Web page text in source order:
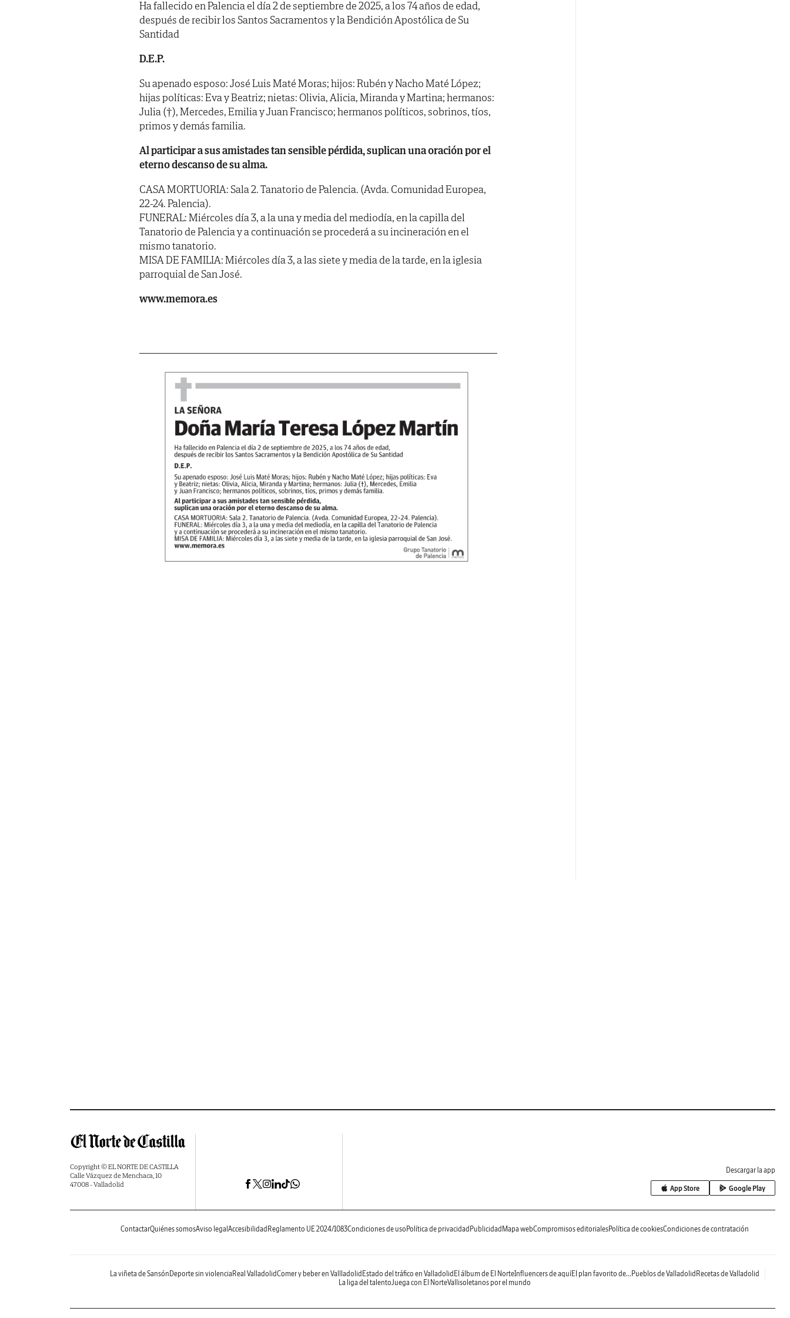
Ha fallecido en Palencia el día 2 de septiembre de 2025, a los 74 años de edad,
después de recibir los Santos Sacramentos y la Bendición Apostólica de Su
Santidad
D.E.P.
Su apenado esposo: José Luis Maté Moras; hijos: Rubén y Nacho Maté López;
hijas políticas: Eva y Beatriz; nietas: Olivia, Alicia, Miranda y Martina; hermanos:
Julia (†), Mercedes, Emilia y Juan Francisco; hermanos políticos, sobrinos, tíos,
primos y demás familia.
Al participar a sus amistades tan sensible pérdida, suplican una oración por el
eterno descanso de su alma.
CASA MORTUORIA: Sala 2. Tanatorio de Palencia. (Avda. Comunidad Europea,
22-24. Palencia).
FUNERAL: Miércoles día 3, a la una y media del mediodía, en la capilla del
Tanatorio de Palencia y a continuación se procederá a su incineración en el
mismo tanatorio.
MISA DE FAMILIA: Miércoles día 3, a las siete y media de la tarde, en la iglesia
parroquial de San José.
www.memora.es
Copyright © EL NORTE DE CASTILLA
Calle Vázquez de Menchaca, 10
47008 - Valladolid
Descargar la app
App Store Google Play
ContactarQuiénes somosAviso legal Accesibilidad Reglamento UE 2024/1083Condiciones de uso Política de privacidad Publicidad Mapa webCompromisos editorialesPolítica de cookiesCondiciones de contratación
La viñeta de Sansón Deporte sin violencia Real ValladolidComer y beber en Vallladolid Estado del tráfico en Valladolid El álbum de El NorteInfluencers de aquíEl plan favorito de... Pueblos de Valladolid Recetas de Valladolid
La liga del talentoJuega con El NorteVallisoletanos por el mundo